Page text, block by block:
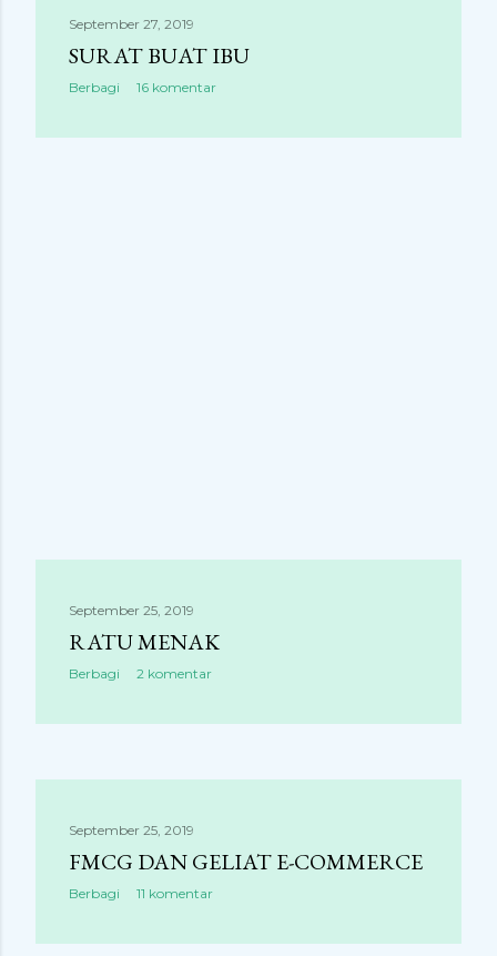
September 27, 2019
SURAT BUAT IBU
Berbagi 16 komentar
September 25, 2019
RATU MENAK
Berbagi 2 komentar
September 25, 2019
FMCG DAN GELIAT E-COMMERCE
Berbagi 11 komentar